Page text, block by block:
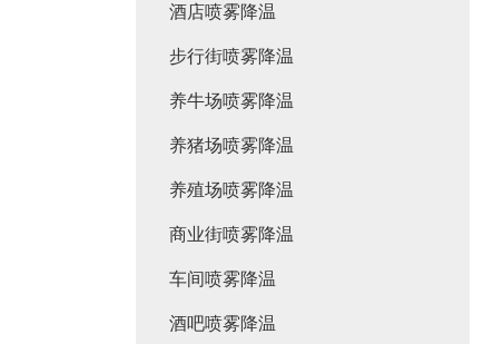
酒店喷雾降温
步行街喷雾降温
养牛场喷雾降温
养猪场喷雾降温
养殖场喷雾降温
商业街喷雾降温
车间喷雾降温
酒吧喷雾降温